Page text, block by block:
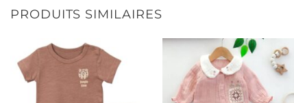
PRODUITS SIMILAIRES